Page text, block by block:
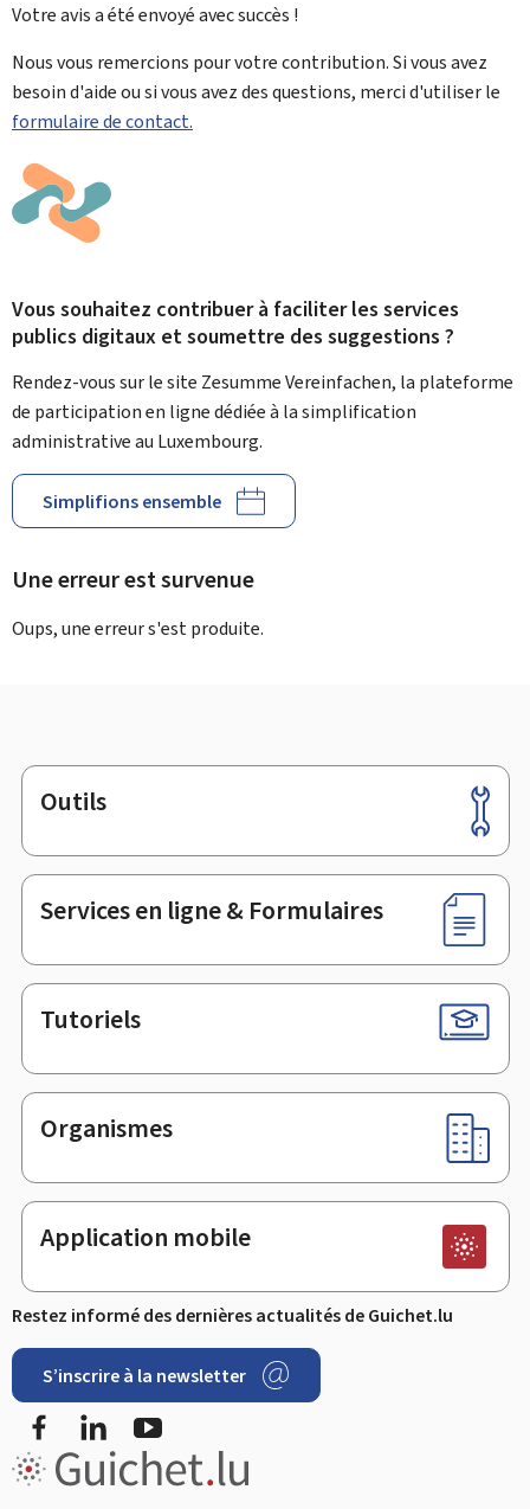
Votre avis a été envoyé avecsuccès !
Nous vous remercions pour votre contribution. Si vous avez
besoin d'aide ou si vous avez des questions, merci d'utiliser le
formulaire de contact.
Vous souhaitez contribuer à faciliter les services
publics digitaux et soumettre des suggestions ?
Rendez-vous sur le site Zesumme Vereinfachen, la plateforme
de participation en ligne dédiée à la simplification
administrative au Luxembourg.
Simplifions ensemble
Une erreur est survenue
Oups, une erreur s'est produite.
Pied
de
page
Outils
Services en ligne & Formulaires
Tutoriels
Organismes
Application mobile
Restez informé des dernières actualités de Guichet.lu
S’inscrire à la newsletter
FacebookLinkedIn